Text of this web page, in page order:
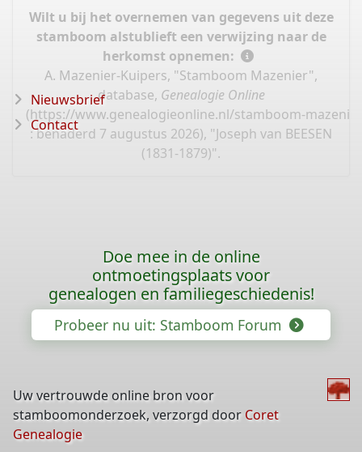
Wilt u bij het overnemen van gegevens uit deze
stamboom alstublieft een verwijzing naar de
herkomst opnemen:
A. Mazenier-Kuipers, "Stamboom Mazenier",
database, Genealogie Online
(https://www.genealogieonline.nl/stamboom-
: benaderd 7 augustus 2026), "Joseph van BEESEN
(1831-1879)".
Nieuwsbrief
Contact
Doe mee in de online
ontmoetingsplaats voor
genealogen en familiegeschiedenis!
Probeer nu uit: Stamboom Forum
Uw vertrouwde online bron voor
stamboomonderzoek, verzorgd door Coret
Genealogie